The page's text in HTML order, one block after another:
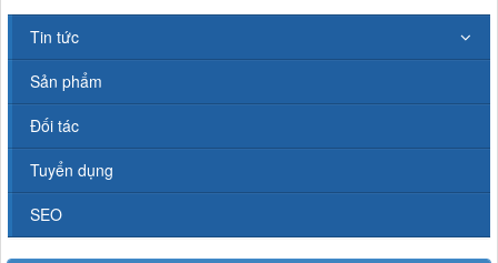
Tin tức
Sản phẩm
Đối tác
Tuyển dụng
SEO